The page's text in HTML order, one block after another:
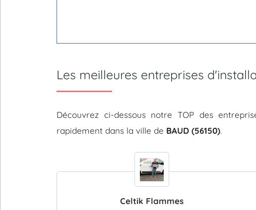
Les meilleures entreprises
Découvrez ci-dessous notre TOP des
rapidement dans la ville de BAUD (56150).
Celtik Flammes